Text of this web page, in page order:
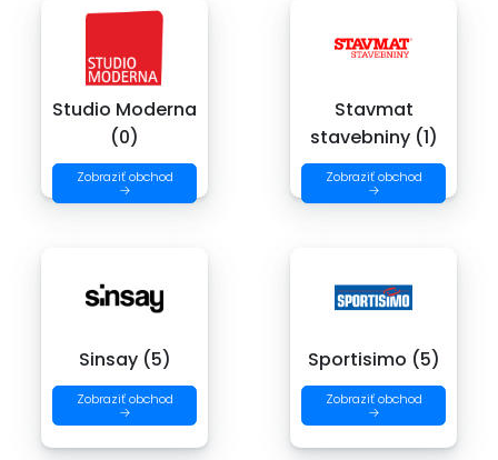
Studio Moderna
(0)
Zobraziť obchod
→
Stavmat
stavebniny (1)
Zobraziť obchod
→
Sinsay (5)
Zobraziť obchod
→
Sportisimo (5)
Zobraziť obchod
→